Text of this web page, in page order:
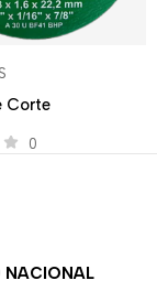
Corte
0
NACIONAL